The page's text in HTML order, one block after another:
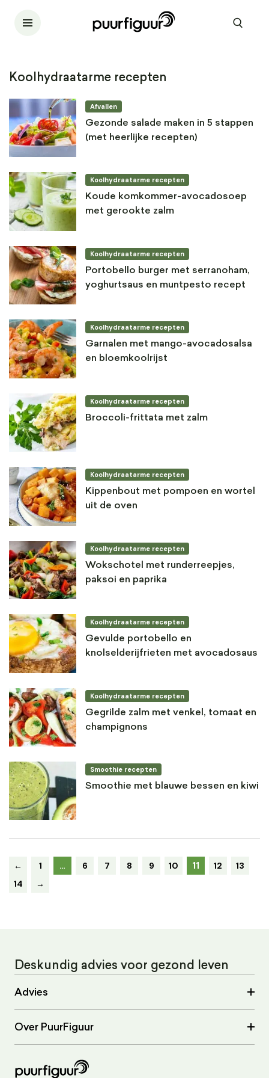
Koolhydraatarme recepten
Afvallen
Gezonde salade maken in 5 stappen
(met heerlijke recepten)
Koolhydraatarme recepten
Koude komkommer-avocadosoep
met gerookte zalm
Koolhydraatarme recepten
Portobello burger met serranoham,
yoghurtsaus en muntpesto recept
Koolhydraatarme recepten
Garnalen met mango-avocadosalsa
en bloemkoolrijst
Koolhydraatarme recepten
Broccoli-frittata met zalm
Koolhydraatarme recepten
Kippenbout met pompoen en wortel
uit de oven
Koolhydraatarme recepten
Wokschotel met runderreepjes,
paksoi en paprika
Koolhydraatarme recepten
Gevulde portobello en
knolselderijfrieten met avocadosaus
Koolhydraatarme recepten
Gegrilde zalm met venkel, tomaat en
champignons
Smoothie recepten
Smoothie met blauwe bessen en kiwi
← 1 … 6 7 8 9 10 11 12
13
14
→
Deskundig advies voor gezond leven
Advies
Over PuurFiguur